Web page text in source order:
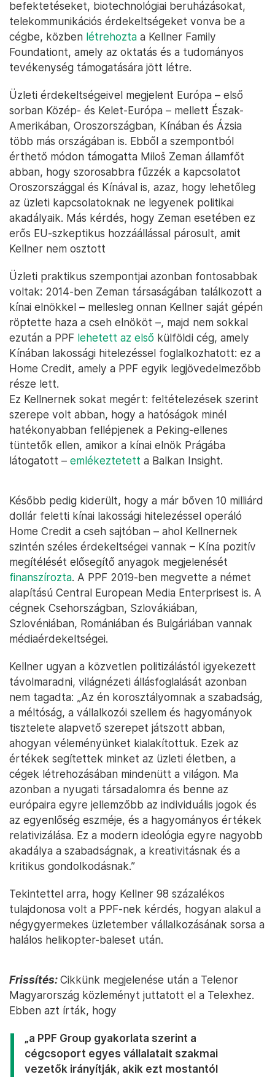
befektetéseket, biotechnológiai beruházásokat,
telekommunikációs érdekeltségeket vonva be a
cégbe, közben létrehozta a Kellner Family
Foundationt, amely az oktatás és a tudományos
tevékenység támogatására jött létre.
Üzleti érdekeltségeivel megjelent Európa – első
sorban Közép- és Kelet-Európa – mellett Észak-
Amerikában, Oroszországban, Kínában és Ázsia
több más országában is. Ebből a szempontból
érthető módon támogatta Miloš Zeman államfőt
abban, hogy szorosabbra fűzzék a kapcsolatot
Oroszországgal és Kínával is, azaz, hogy lehetőleg
az üzleti kapcsolatoknak ne legyenek politikai
akadályaik. Más kérdés, hogy Zeman esetében ez
erős EU-szkeptikus hozzáállással párosult, amit
Kellner nem osztott
Üzleti praktikus szempontjai azonban fontosabbak
voltak: 2014-ben Zeman társaságában találkozott a
kínai elnökkel – mellesleg onnan Kellner saját gépén
röptette haza a cseh elnököt –, majd nem sokkal
ezután a PPF lehetett az első külföldi cég, amely
Kínában lakossági hitelezéssel foglalkozhatott: ez a
Home Credit, amely a PPF egyik legjövedelmezőbb
része lett.
Ez Kellnernek sokat megért: feltételezések szerint
szerepe volt abban, hogy a hatóságok minél
hatékonyabban fellépjenek a Peking-ellenes
tüntetők ellen, amikor a kínai elnök Prágába
látogatott – emlékeztetett a Balkan Insight.
Később pedig kiderült, hogy a már bőven 10 milliárd
dollár feletti kínai lakossági hitelezéssel operáló
Home Credit a cseh sajtóban – ahol Kellnernek
szintén széles érdekeltségei vannak – Kína pozitív
megítélését elősegítő anyagok megjelenését
finanszírozta. A PPF 2019-ben megvette a német
alapítású Central European Media Enterprisest is. A
cégnek Csehországban, Szlovákiában,
Szlovéniában, Romániában és Bulgáriában vannak
médiaérdekeltségei.
Kellner ugyan a közvetlen politizálástól igyekezett
távolmaradni, világnézeti állásfoglalását azonban
nem tagadta: „Az én korosztályomnak a szabadság,
a méltóság, a vállalkozói szellem és hagyományok
tisztelete alapvető szerepet játszott abban,
ahogyan véleményünket kialakítottuk. Ezek az
értékek segítettek minket az üzleti életben, a
cégek létrehozásában mindenütt a világon. Ma
azonban a nyugati társadalomra és benne az
európaira egyre jellemzőbb az individuális jogok és
az egyenlőség eszméje, és a hagyományos értékek
relativizálása. Ez a modern ideológia egyre nagyobb
akadálya a szabadságnak, a kreativitásnak és a
kritikus gondolkodásnak.”
Tekintettel arra, hogy Kellner 98 százalékos
tulajdonosa volt a PPF-nek kérdés, hogyan alakul a
négygyermekes üzletember vállalkozásának sorsa a
halálos helikopter-baleset után.
Frissítés:Cikkünk megjelenése után a Telenor
Magyarország közleményt juttatott el a Telexhez.
Ebben azt írták, hogy
„a PPF Group gyakorlata szerint a
cégcsoport egyes vállalatait szakmai
vezetők irányítják, akik ezt mostantól